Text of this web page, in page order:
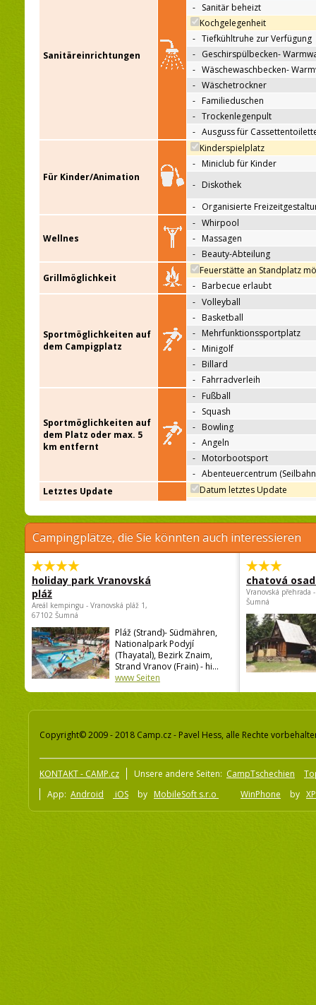
Sanitäreinrichtungen
- Sanitär beheizt
Kochgelegenheit
- Tiefkühltruhe zur Verfügung
- Geschirspülbecken-
- Wäschewaschbecken-
- Wäschetrockner
- Familieduschen
- Trockenlegenpult
- Ausguss für
Für Kinder/Animation
Kinderspielplatz
- Miniclub für Kinder
- Diskothek
- Organisierte
Wellnes
- Whirpool
- Massagen
- Beauty-Abteilung
Grillmöglichkeit
Feuerstätte an Standplatz
- Barbecue erlaubt
Sportmöglichkeiten auf
dem Campigplatz
- Volleyball
- Basketball
- Mehrfunktionssportplatz
- Minigolf
- Billard
- Fahrradverleih
Sportmöglichkeiten auf
dem Platz oder max. 5
km entfernt
- Fußball
- Squash
- Bowling
- Angeln
- Motorbootsport
- Abenteuercentrum
Letztes Update
Datum letztes Update
Campingplätze, die Sie könnten auch interessieren
holiday park Vranovská
pláž
Areál kempingu - Vranovská pláž 1,
67102 Šumná
Pláž (Strand)- Südmähren,
Nationalpark Podyjí
(Thayatal), Bezirk Znaim,
Strand Vranov (Frain) - hi...
www Seiten
chatová
Vranovská přehrada
Šumná
Copyright© 2009 - 2018 Camp.cz - Pavel Hess, alle Rechte
KONTAKT - CAMP.cz Unsere andere Seiten: CampTschechien
App: Android iOS by MobileSoft s.r.o WinPhone by